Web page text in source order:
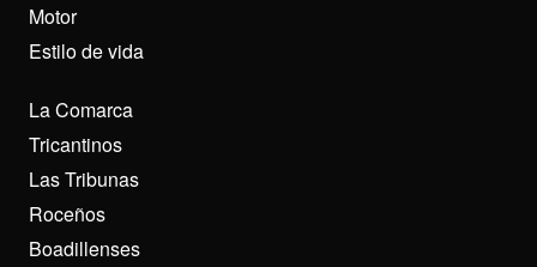
Motor
Estilo de vida
La Comarca
Tricantinos
Las Tribunas
Roceños
Boadillenses